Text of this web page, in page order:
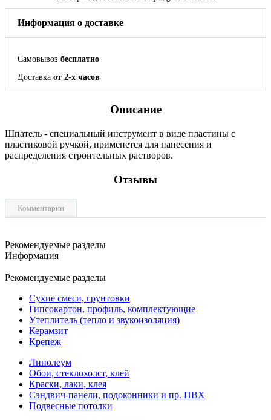
Информация о доставке
Самовывоз бесплатно
Доставка от 2-х часов
Описание
Шпатель - специальный инструмент в виде пластины с
пластиковой ручкой, применется для нанесения и
распределения строительных растворов.
Отзывы
Комментарии
Рекомендуемые разделы
Информация
Рекомендуемые разделы
Сухие смеси, грунтовки
Гипсокартон, профиль, комплектующие
Утеплитель (тепло и звукоизоляция)
Керамзит
Крепеж
Линолеум
Обои, стеклохолст, клей
Краски, лаки, клея
Сэндвич-панели, подоконники и пр. ПВХ
Подвесные потолки